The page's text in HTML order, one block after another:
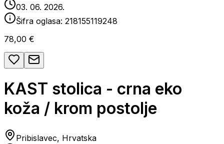
03. 06. 2026.
Šifra oglasa: 218155119248
78,00 €
KAST stolica - crna eko
koža / krom postolje
Pribislavec, Hrvatska